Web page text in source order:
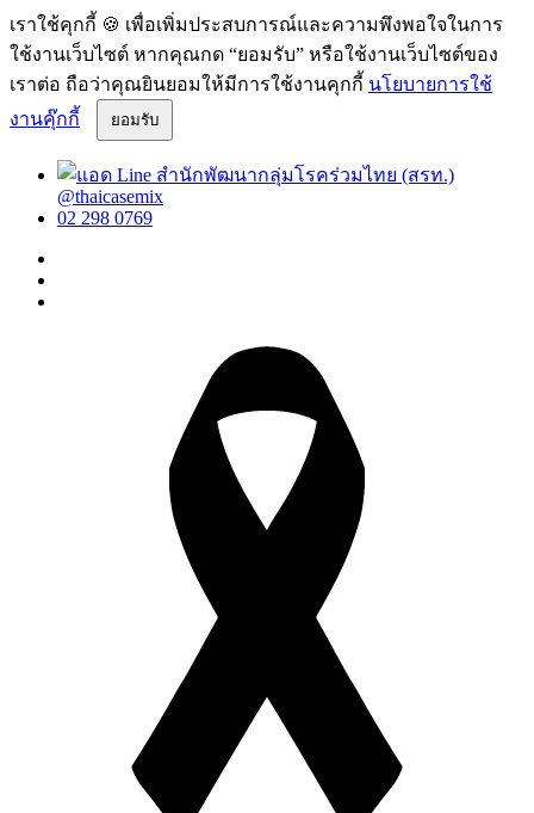
เราใช้คุกกี้ 🍪 เพื่อเพิ่มประสบการณ์และความพึงพอใจในการ
ใช้งานเว็บไซต์ หากคุณกด “ยอมรับ” หรือใช้งานเว็บไซต์ของ
เราต่อ ถือว่าคุณยินยอมให้มีการใช้งานคุกกี้ นโยบายการใช้
งานคุ๊กกี้
ยอมรับ
@thaicasemix
02 298 0769